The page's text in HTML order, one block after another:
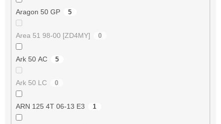
Aragon 50 GP 5
Area 51 98-00 [ZD4MY] 0
Ark 50 AC 5
Ark 50 LC 0
ARN 125 4T 06-13 E3 1